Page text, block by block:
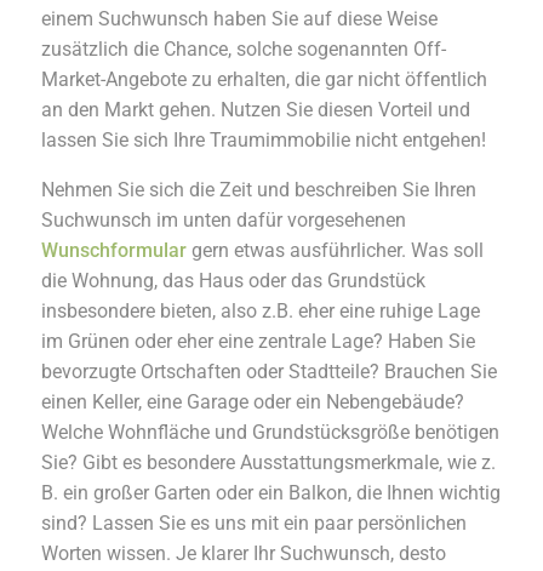
einem Suchwunsch haben Sie auf diese Weise
zusätzlich die Chance, solche sogenannten Off-
Market-Angebote zu erhalten, die gar nicht öffentlich
an den Markt gehen. Nutzen Sie diesen Vorteil und
lassen Sie sich Ihre Traumimmobilie nicht entgehen!
Nehmen Sie sich die Zeit und beschreiben Sie Ihren
Suchwunsch im unten dafür vorgesehenen
Wunschformular gern etwas ausführlicher. Was soll
die Wohnung, das Haus oder das Grundstück
insbesondere bieten, also z.B. eher eine ruhige Lage
im Grünen oder eher eine zentrale Lage? Haben Sie
bevorzugte Ortschaften oder Stadtteile? Brauchen Sie
einen Keller, eine Garage oder ein Nebengebäude?
Welche Wohnfläche und Grundstücksgröße benötigen
Sie? Gibt es besondere Ausstattungsmerkmale, wie z.
B. ein großer Garten oder ein Balkon, die Ihnen wichtig
sind? Lassen Sie es uns mit ein paar persönlichen
Worten wissen. Je klarer Ihr Suchwunsch, desto